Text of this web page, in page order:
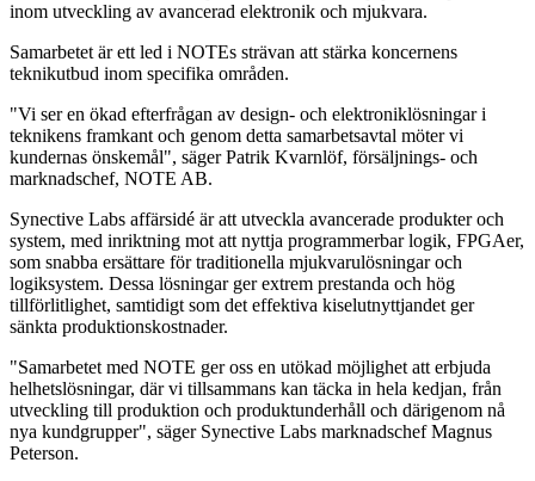
inom utveckling av avancerad elektronik och mjukvara.
Samarbetet är ett led i NOTEs strävan att stärka koncernens
teknikutbud inom specifika områden.
"Vi ser en ökad efterfrågan av design- och elektroniklösningar i
teknikens framkant och genom detta samarbetsavtal möter vi
kundernas önskemål", säger Patrik Kvarnlöf, försäljnings- och
marknadschef, NOTE AB.
Synective Labs affärsidé är att utveckla avancerade produkter och
system, med inriktning mot att nyttja programmerbar logik, FPGAer,
som snabba ersättare för traditionella mjukvarulösningar och
logiksystem. Dessa lösningar ger extrem prestanda och hög
tillförlitlighet, samtidigt som det effektiva kiselutnyttjandet ger
sänkta produktionskostnader.
"Samarbetet med NOTE ger oss en utökad möjlighet att erbjuda
helhetslösningar, där vi tillsammans kan täcka in hela kedjan, från
utveckling till produktion och produktunderhåll och därigenom nå
nya kundgrupper", säger Synective Labs marknadschef Magnus
Peterson.